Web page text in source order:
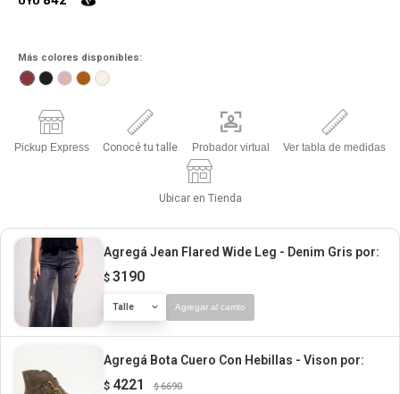
Más colores disponibles:
Pickup Express Conocé tu talle Probador virtual Ver tabla de medidas
Ubicar en Tienda
Agregá Jean Flared Wide Leg - Denim Gris por:
$ 3190
Talle Agregar al carrito
Agregá Bota Cuero Con Hebillas - Vison por:
$ 4221 $ 6690